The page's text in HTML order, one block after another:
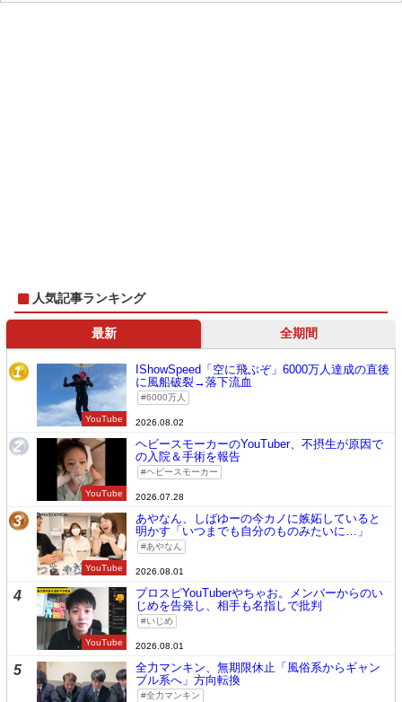
人気記事ランキング
最新 全期間
1
YouTube
IShowSpeed「空に飛ぶぞ」6000万人達成の直後
に風船破裂→落下流血
6000万人
2026.08.02
2
YouTube
ヘビースモーカーのYouTuber、不摂生が原因で
の入院＆手術を報告
ヘビースモーカー
2026.07.28
3
YouTube
あやなん、しばゆーの今カノに嫉妬していると
明かす「いつまでも自分のものみたいに…」
あやなん
2026.08.01
4
YouTube
プロスピYouTuberやちゃお。メンバーからのい
じめを告発し、相手も名指しで批判
いじめ
2026.08.01
5
全力マンキン、無期限休止「風俗系からギャン
ブル系へ」方向転換
全力マンキン